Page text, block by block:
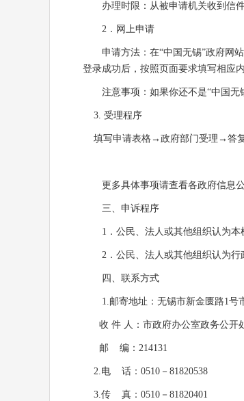
办理时限：从被申请机关收到信件
2．网上申请
申请方法：在“中国无锡”政府网站
登录成功后，按照页面要求填写相应
注意事项：如果你还不是“中国无
3. 受理程序
填写申请表格→政府部门受理 →答
更多具体事项请查看各政府信息公
三、申诉程序
1．公民、法人或其他组织认为本机
2．公民、法人或其他组织认为行政
四、联系方式
1.邮寄地址： 无锡市新金匮路1号
收 件 人：市政府办公室政务公开处
邮 编：214131
2.电 话：0510－81820538
3.传 真：0510－81820401